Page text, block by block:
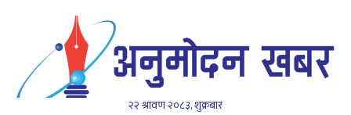
२२ श्रावण २०८३, शुक्रबार